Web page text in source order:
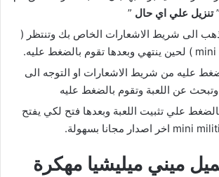
تنزيل علي اي حال ”
الى شريط الاشعارات الخاص بك وتنتظر (
عليه من شريط الاشعارات او التوجه الى
عن اللعبة وتقوم بالضغط عليه
علي تثبيت اللعبة وبعدها فتح لكي يفتح
ميني ميليشيا مهكرة